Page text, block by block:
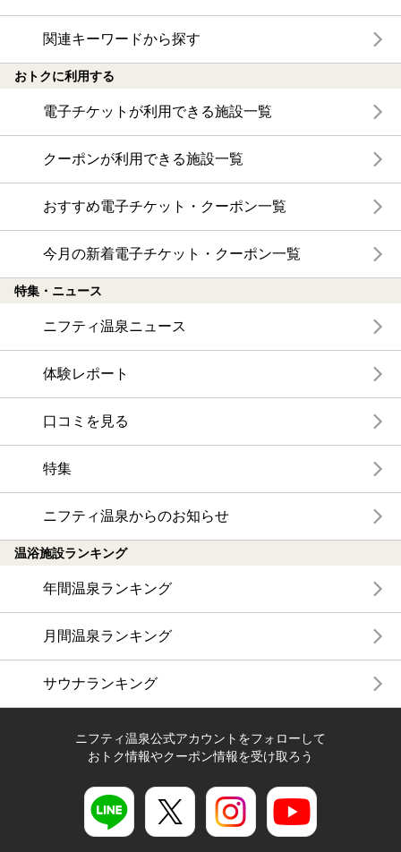
関連キーワードから探す
おトクに利用する
電子チケットが利用できる施設一覧
クーポンが利用できる施設一覧
おすすめ電子チケット・クーポン一覧
今月の新着電子チケット・クーポン一覧
特集・ニュース
ニフティ温泉ニュース
体験レポート
口コミを見る
特集
ニフティ温泉からのお知らせ
温浴施設ランキング
年間温泉ランキング
月間温泉ランキング
サウナランキング
ニフティ温泉公式アカウントをフォローして
おトク情報やクーポン情報を受け取ろう